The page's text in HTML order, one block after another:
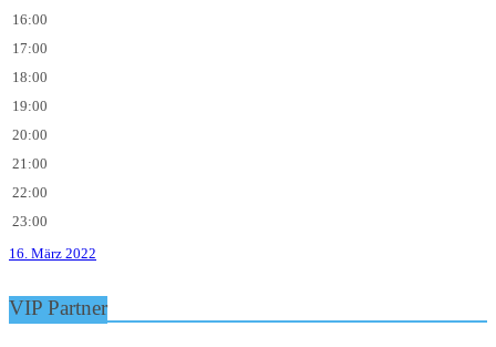
16:00
17:00
18:00
19:00
20:00
21:00
22:00
23:00
16. März 2022
VIP Partner